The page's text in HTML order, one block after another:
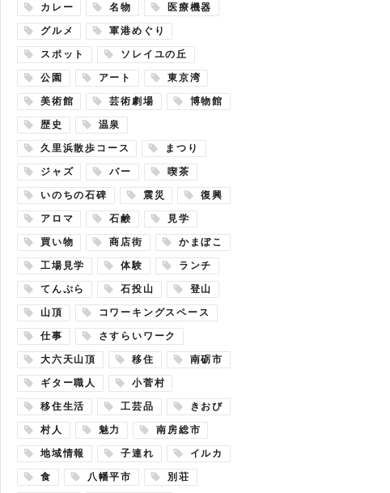
カレー 名物 医療機器
グルメ 軍港めぐり
スポット ソレイユの丘
公園 アート 東京湾
美術館 芸術劇場 博物館
歴史 温泉
久里浜散歩コース まつり
ジャズ バー 喫茶
いのちの石碑 震災 復興
アロマ 石鹸 見学
買い物 商店街 かまぼこ
工場見学 体験 ランチ
てんぷら 石投山 登山
山頂 コワーキングスペース
仕事 さすらいワーク
大六天山頂 移住 南砺市
ギター職人 小菅村
移住生活 工芸品 きおび
村人 魅力 南房総市
地域情報 子連れ イルカ
食 八幡平市 別荘